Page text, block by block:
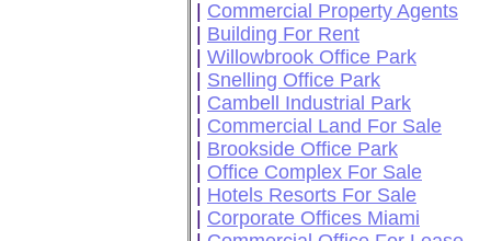
Commercial Property Agents
Building For Rent
Willowbrook Office Park
Snelling Office Park
Cambell Industrial Park
Commercial Land For Sale
Brookside Office Park
Office Complex For Sale
Hotels Resorts For Sale
Corporate Offices Miami